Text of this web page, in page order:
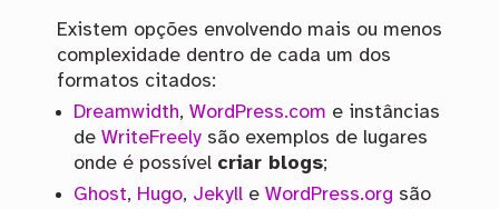
Existem opções envolvendo mais ou menos
complexidade dentro de cada um dos
formatos citados:
Dreamwidth, WordPress.com e instâncias
de WriteFreelysão exemplos de lugares
onde é possível criar blogs;
Ghost, Hugo, Jekylle WordPress.org são